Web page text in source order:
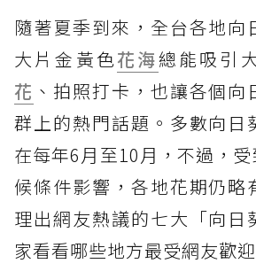
隨著夏季到來，全台各地向
大片金黃色花海總能吸引
花 、拍照打卡，也讓各個向
群上的熱門話題。多數向日
在每年6月至10月，不過，
候條件影響，各地花期仍略
理出網友熱議的七大「向日
家看看哪些地方最受網友歡迎